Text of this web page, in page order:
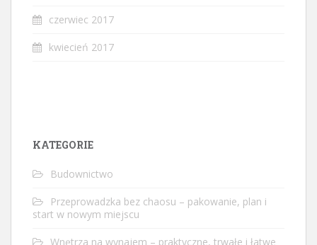
czerwiec 2017
kwiecień 2017
KATEGORIE
Budownictwo
Przeprowadzka bez chaosu – pakowanie, plan i
start w nowym miejscu
Wnętrza na wynajem – praktyczne, trwałe i łatwe